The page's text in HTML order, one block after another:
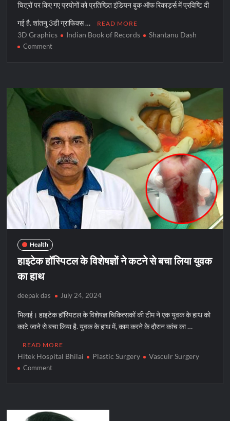
चित्रों पर किए गए प्रयोगों को प्रतिष्ठित इंडियन बुक ऑफ रिकार्ड्स में प्रविष्टि दी
गई है. शांतनु 3डी ग्राफिक्स … READ MORE
3D Graphics Indian Book of Records Shantanu Dash
Commenton
डी
ग्राफिक
वर्क
इंडियन
बुक
ऑफ
रिकार्ड्स
में
दर्ज
Health
हाइटेक हॉस्पिटल के विशेषज्ञों ने कटने से बचा लिया युवक
का हाथ
deepak das July 24, 2024
भिलाई। हाइटेक हॉस्पिटल के विशेषज्ञ चिकित्सकों की टीम ने एक युवक के हाथ को
काटे जाने से बचा लिया है. युवक के हाथ में, काम करने के दौरान कांच का …
READ MORE
Hitek Hospital Bhilai Plastic Surgery Vasculr Surgery
Commenton
विशेषज्ञों